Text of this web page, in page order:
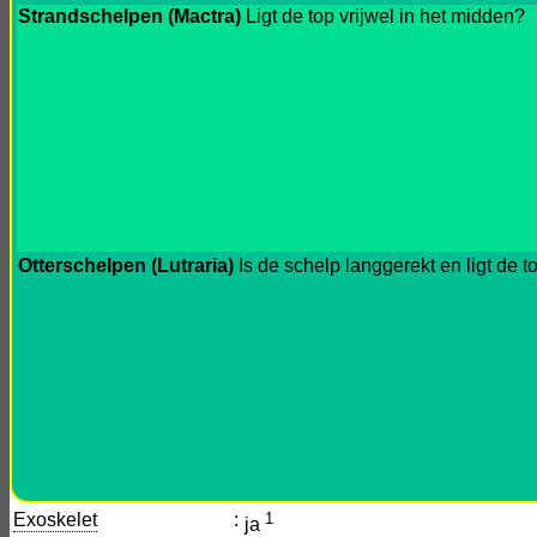
Strandschelpen (Mactra) Ligt de top vrijwel in het midden?
Otterschelpen (Lutraria) Is de schelp langgerekt en ligt de
Exoskelet : ja 1